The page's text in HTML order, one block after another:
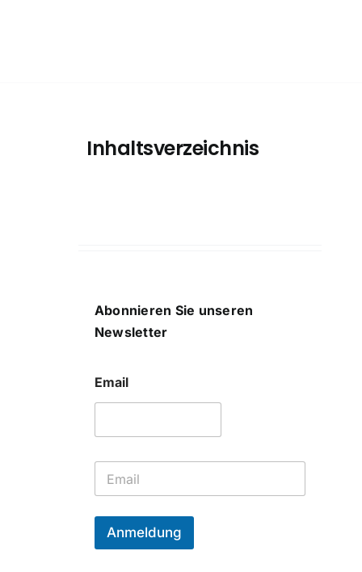
Inhaltsverzeichnis
Abonnieren Sie unseren
Newsletter
Email
E
a
i
*
Anmeldung